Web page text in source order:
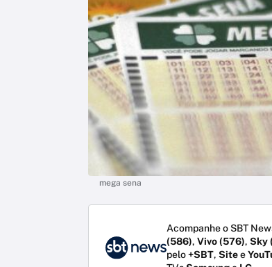
mega sena
Acompanhe o SBT
(586), Vivo (576), Sky
pelo+SBT, Sitee